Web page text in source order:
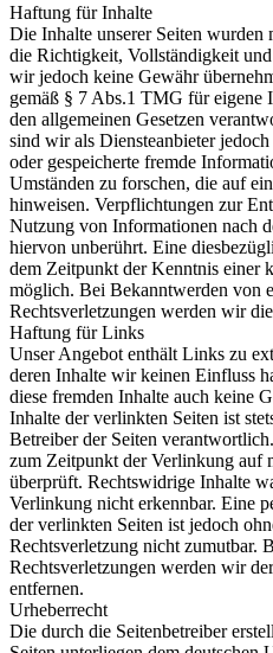
Haftung für Inhalte
Die Inhalte unserer Seiten
die Richtigkeit, Vollständigkeit
wir jedoch keine Gewähr
gemäß § 7 Abs.1 TMG für eigene
den allgemeinen Gesetzen
sind wir als Diensteanbieter
oder gespeicherte fremde
Umständen zu forschen, die auf
hinweisen. Verpflichtungen zur
Nutzung von Informationen nach
hiervon unberührt. Eine
dem Zeitpunkt der Kenntnis einer
möglich. Bei Bekanntwerden von
Rechtsverletzungen werden wir
Haftung für Links
Unser Angebot enthält Links zu
deren Inhalte wir keinen Einfluss
diese fremden Inhalte auch keine
Inhalte der verlinkten Seiten ist
Betreiber der Seiten
zum Zeitpunkt der Verlinkung auf
überprüft. Rechtswidrige Inhalte
Verlinkung nicht erkennbar. Eine
der verlinkten Seiten ist jedoch
Rechtsverletzung nicht zumutbar.
Rechtsverletzungen werden wir
entfernen.
Urheberrecht
Die durch die Seitenbetreiber